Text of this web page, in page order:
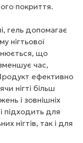
покриття.
гель допомагає
нігтьової
що
час,
ефективно
нігті більш
і зовнішніх
підходить для
нігтів, так і для